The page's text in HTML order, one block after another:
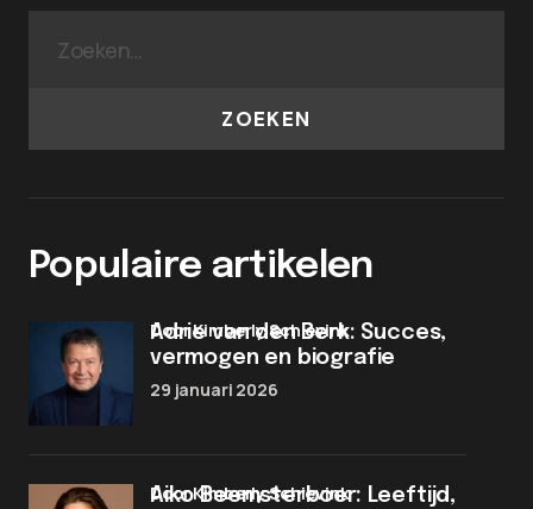
ZOEKEN
Populaire artikelen
Adrie van den Berk: Succes,
vermogen en biografie
door Kimberly Schievink
29 januari 2026
Aiko Beemsterboer: Leeftijd,
door Kimberly Schievink